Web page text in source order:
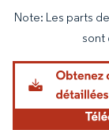
Image © Mordor
Note: Les parts
sont